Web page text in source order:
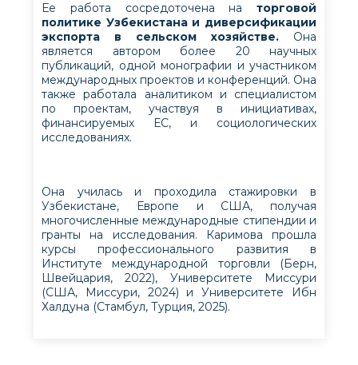
Ее работа сосредоточена на торговой
политике Узбекистана и диверсификации
экспорта в сельском хозяйстве. Она
является автором более 20 научных
публикаций, одной монографии и участником
международных проектов и конференций. Она
также работала аналитиком и специалистом
по проектам, участвуя в инициативах,
финансируемых ЕС, и социологических
исследованиях.
Она училась и проходила стажировки в
Узбекистане, Европе и США, получая
многочисленные международные стипендии и
гранты на исследования. Каримова прошла
курсы профессионального развития в
Институте международной торговли (Берн,
Швейцария, 2022), Университете Миссури
(США, Миссури, 2024) и Университете Ибн
Халдуна (Стамбул, Турция, 2025).